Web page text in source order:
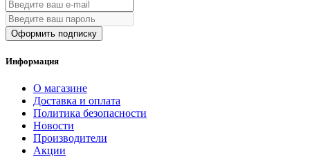
Оформить подписку
Информация
О магазине
Доставка и оплата
Политика безопасности
Новости
Производители
Акции